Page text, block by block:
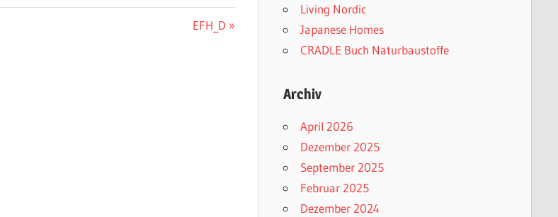
Nächster
EFH_D
Living Nordic
Japanese Homes
CRADLE Buch Naturbaustoffe
Archiv
April 2026
Dezember 2025
September 2025
Februar 2025
Dezember 2024